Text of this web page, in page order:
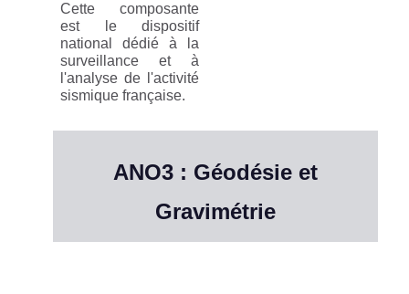
Cette composante
est le dispositif
national dédié à la
surveillance et à
l'analyse de l'activité
sismique française.
ANO3 : Géodésie et
Gravimétrie